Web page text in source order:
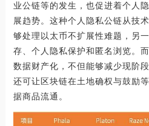
业公链等的发生，也促进着个人
展趋势。这种个人隐私公链从技
够处理以太币不扩展性难题，另
存、个人隐私保护和匿名浏览。
数据财产化，不但能够减少现阶
还可让区块链在土地确权与鼓励
据商品流通。